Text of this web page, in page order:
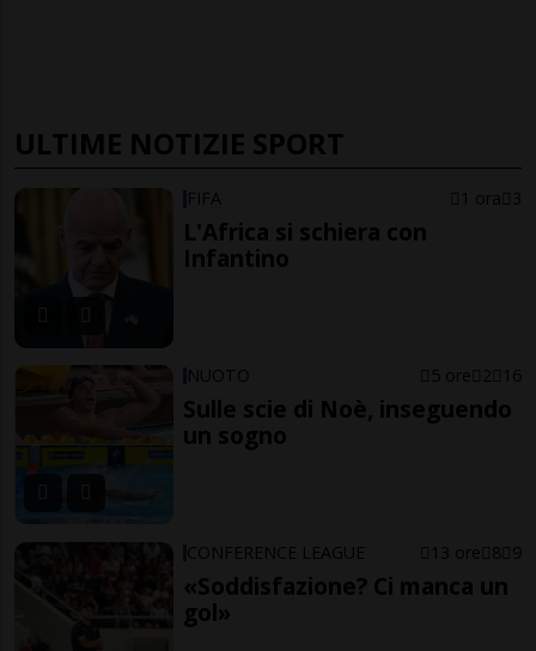
ULTIME NOTIZIE SPORT
FIFA 1 ora 3
L'Africa si schiera con
Infantino
NUOTO 5 ore 2 16
Sulle scie di Noè, inseguendo
un sogno
CONFERENCE LEAGUE 13 ore 8 9
«Soddisfazione? Ci manca un
gol»